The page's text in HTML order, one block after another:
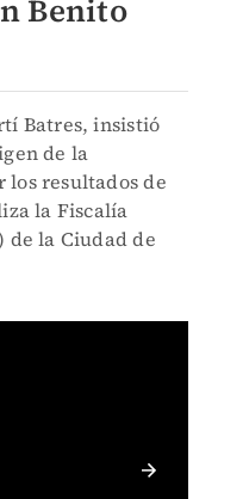
Benito
Batres, insistió
de la
los resultados de
la Fiscalía
de la Ciudad de